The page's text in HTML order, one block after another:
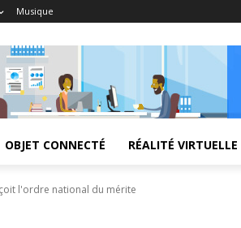
Musique
OBJET CONNECTÉ RÉALITÉ VIRTUELLE
l'ordre national du mérite